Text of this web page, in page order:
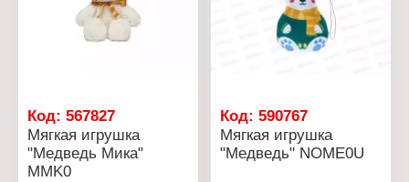
Код: 567827
Мягкая игрушка
"Медведь Мика"
MMK0
Код:590767
Мягкая игрушка
"Медведь" NOME0U